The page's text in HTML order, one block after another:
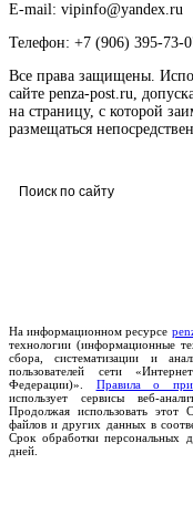
E-mail: vipinfo@yandex.ru
Телефон: +7 (906) 395-73-
Все права защищены.
сайте penza-post.ru,
на страницу, с которой
размещаться
На информационном ресурсе
технологии (информационные
сбора, систематизации и
пользователей сети
Федерации)». Правила о
использует сервисы веб-
Продолжая использовать этот
файлов и других данных в
Срок обработки персональных
дней.